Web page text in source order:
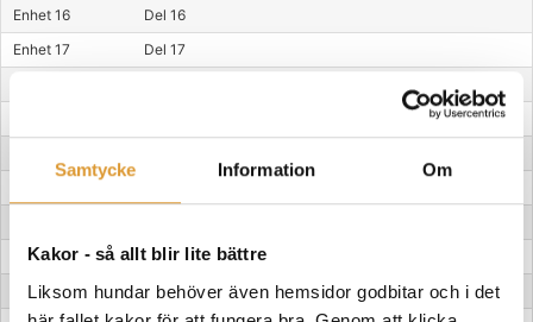
Samtycke Information Om
Kakor - så allt blir lite bättre
Liksom hundar behöver även hemsidor godbitar och i det
Enhet 16
Del 16
Enhet 17
Del 17
Enhet 23
Del 24
Enhet 24
Del 25